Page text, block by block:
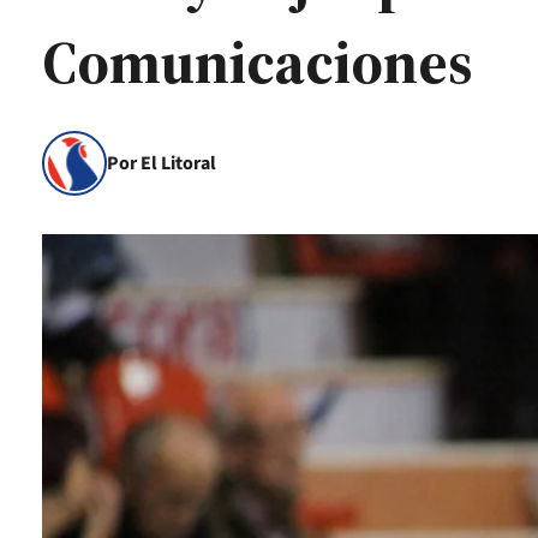
Comunicaciones
Por El Litoral